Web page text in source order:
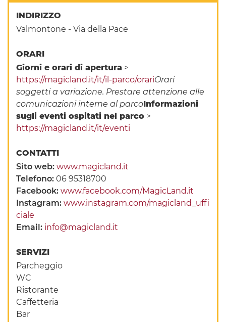
INDIRIZZO
Valmontone - Via della Pace
ORARI
Giorni e orari di apertura >
https://magicland.it/it/il-parco/orariOrari
soggetti a variazione. Prestare attenzione alle
comunicazioni interne al parcoInformazioni
sugli eventi ospitati nel parco >
https://magicland.it/it/eventi
CONTATTI
Sito web:www.magicland.it
Telefono:06 95318700
Facebook:www.facebook.com/MagicLand.it
Instagram:www.instagram.com/magicland_uffi
ciale
Email: info@magicland.it
SERVIZI
Parcheggio
WC
Ristorante
Caffetteria
Bar